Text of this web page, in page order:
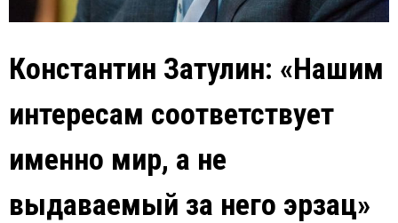
Константин Затулин: «Нашим
интересам соответствует
именно мир, а не
выдаваемый за него эрзац»